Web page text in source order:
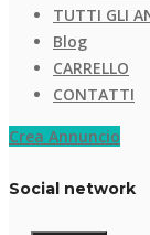
TUTTI GLI
Blog
CARRELLO
CONTATTI
Crea Annuncio
Social network